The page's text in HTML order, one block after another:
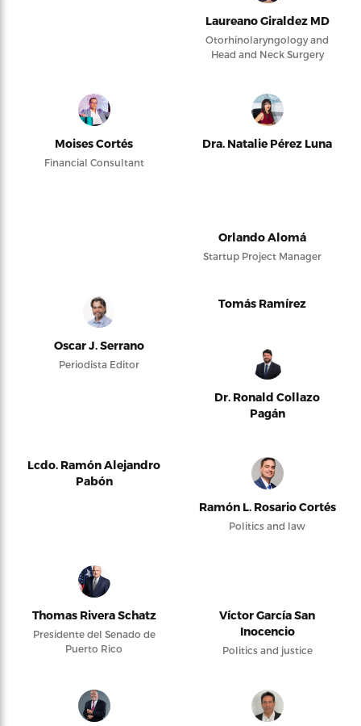
Laureano Giraldez MD
Otorhinolaryngology and
Head and Neck Surgery
Moises Cortés
Financial Consultant
Dra. Natalie Pérez Luna
Orlando Alomá
Startup Project Manager
Oscar J. Serrano
Periodista Editor
Tomás Ramírez
Dr. Ronald Collazo
Pagán
Lcdo. Ramón Alejandro
Pabón
Ramón L. Rosario Cortés
Politics and law
Thomas Rivera Schatz
Presidente del Senado de
Puerto Rico
Víctor García San
Inocencio
Politics and justice